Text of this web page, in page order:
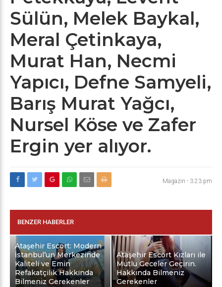
Sülün, Melek Baykal,
Meral Çetinkaya,
Murat Han, Necmi
Yapıcı, Defne Samyeli,
Barış Murat Yağcı,
Nursel Köse ve Zafer
Ergin yer alıyor.
Magazin - 3:23 pm
BENZER HABERLER
Ataşehir Escort: Modern
İstanbul’un Merkezinde
Kaliteli ve Emin
Refakatçilik Hakkında
Bilmeniz Gerekenler
Ataşehir Escort Kızları ile
Mutlu Geceler Geçirin.
Hakkında Bilmeniz
Gerekenler